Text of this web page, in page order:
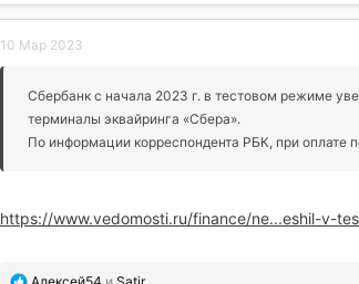
б
а
о
а
р
:
10 Мар 2023
Сбербанк с начала 2023 г. в тестовом режиме
терминалы эквайринга «Сбера».
По информации корреспондента РБК, при оплате
https://www.vedomosti.ru/finance/ne...eshil-v-
П
Алексей54 и Satir